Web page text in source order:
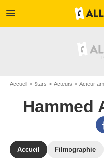
menu
Accueil Stars Acteurs Acteur
Hammed
Accueil Filmographie